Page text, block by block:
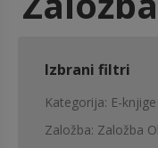
Izbrani filtri
Kategorija E-
Založba Založba